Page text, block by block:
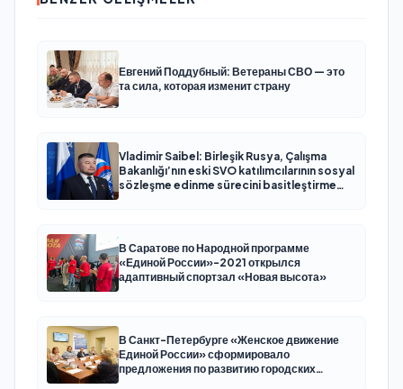
Евгений Поддубный: Ветераны СВО — это
та сила, которая изменит страну
Vladimir Saibel: Birleşik Rusya, Çalışma
Bakanlığı’nın eski SVO katılımcılarının sosyal
sözleşme edinme sürecini basitleştirme
В Саратове по Народной программе
«Единой России»-2021 открылся
адаптивный спортзал «Новая высота»
В Санкт-Петербурге «Женское движение
Единой России» сформировало
предложения по развитию городских